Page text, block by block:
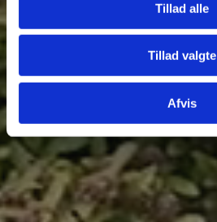
Tillad alle
Tillad valgte
Afvis